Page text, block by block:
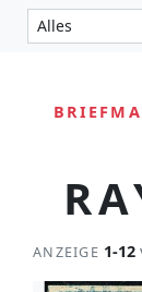
ANZEIGE 1-12